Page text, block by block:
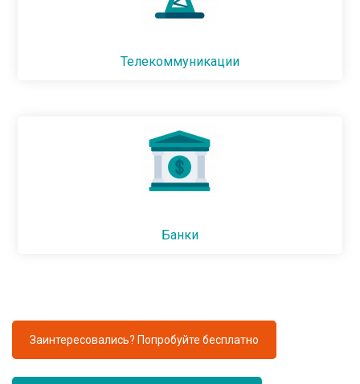
Телекоммуникации
Банки
Заинтересовались? Попробуйте бесплатно